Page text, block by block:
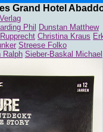
Grand Hotel
Phil
Dunstan Matthew
Christina Kraus
Streese Folko
Ralph Sieber-Baskal Michael